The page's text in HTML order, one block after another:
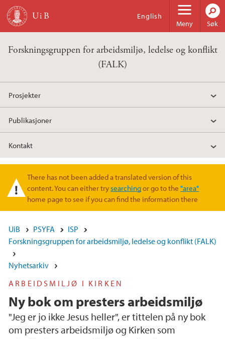
Hopp til hovedinnhold
Meny
English
Søk
Forskningsgruppen for arbeidsmiljø, ledelse og konflikt
(FALK)
Prosjekter
Publikasjoner
Kontakt
Varselmelding
There has not been added a translated version of this
content. You can either try searchingor go to the"area"
home page to see if you can find the information there
UiB PSYFA
ISP
Forskningsgruppen for arbeidsmiljø, ledelse og konflikt (FALK)
Nyhetsarkiv
ARBEIDSMILJØ I KIRKEN
Ny bok om presters arbeidsmiljø
"Jeg er jo ikke Jesus heller", er tittelen på ny bok
om presters arbeidsmiljø og Kirken som